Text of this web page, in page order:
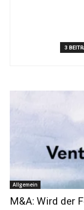
3
Allgemein
M&A: Wird der